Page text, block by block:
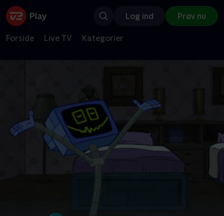
Log ind Prøv nu
Forside Live TV Kategorier